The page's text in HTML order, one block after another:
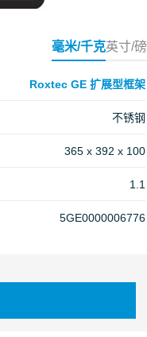
毫米/千克英寸/磅
Roxtec GE 扩展型框架
不锈钢
365 x 392 x 100
1.1
5GE0000006776